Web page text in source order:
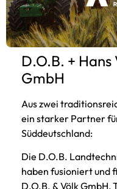
Beitrag lesen
D.O.B. +
GmbH
Aus zwei
ein starker Partner
Süddeutschland:
Die D.O.B.
haben fusioniert und
D.O.B. & Völk GmbH,